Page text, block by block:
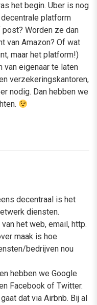
het begin. Uber is nog
platform
Worden ze dan
van Amazon? Of wat
maar het platform!)
eigenaar te laten
verzekeringskantoren,
nodig. Dan hebben we
decentraal is het
diensten.
het web, email, http.
maak is hoe
bedrijven nou
hebben we Google
Facebook of Twitter.
dat via Airbnb. Bij al